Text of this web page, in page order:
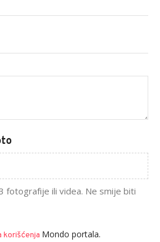
fotografije ili videa. Ne smije biti
korišćenja Mondo portala.